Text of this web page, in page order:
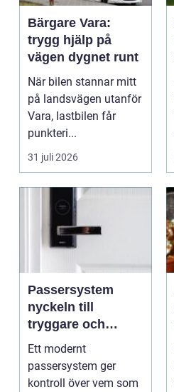
Bärgare Vara:
trygg hjälp på
vägen dygnet runt
När bilen stannar mitt
på landsvägen utanför
Vara, lastbilen får
punkteri...
31 juli 2026
Passersystem
nyckeln till
tryggare och
smidigare tillträde
Ett modernt
passersystem ger
kontroll över vem som